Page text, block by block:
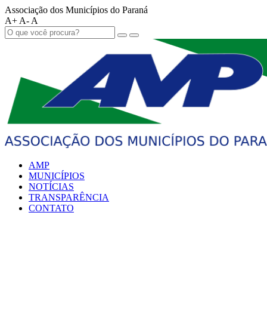
Associação dos Municípios do Paraná
A+ A- A
AMP
MUNICÍPIOS
NOTÍCIAS
TRANSPARÊNCIA
CONTATO